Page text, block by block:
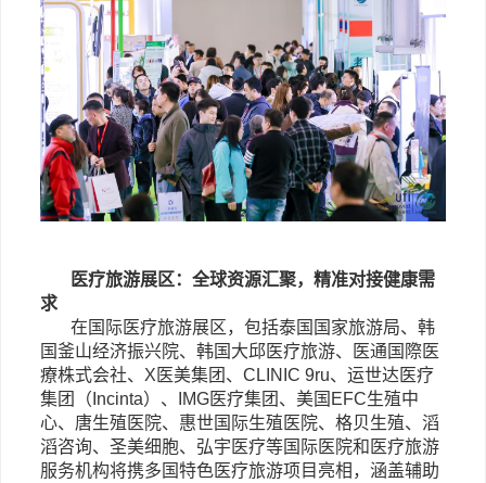
医疗旅游展区：全球资源汇聚，精准对接健康需
求
在国际医疗旅游展区，包括泰国国家旅游局、韩
国釜山经济振兴院、韩国大邱医疗旅游、
医通国際医
療株式会社、 X医美集团、 CLINIC 9ru、 运世达医疗
集团（ Incinta）、 IMG医疗集团、 美国 EFC生殖中
心、 唐生殖医院、 惠世国际生殖医院、格贝生殖、滔
滔咨询、圣美细胞、弘宇医疗等国际医院和医疗旅游
服务机构将携多国特色医疗旅游项目亮相，涵盖辅助